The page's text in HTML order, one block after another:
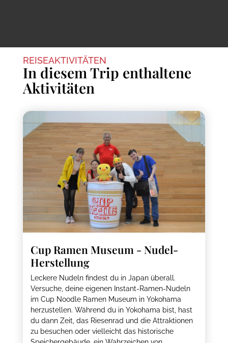
REISEAKTIVITÄTEN
In diesem Trip enthaltene
Aktivitäten
Cup Ramen Museum - Nudel-
Herstellung
Leckere Nudeln findest du in Japan überall.
Versuche, deine eigenen Instant-Ramen-Nudeln
im Cup Noodle Ramen Museum in Yokohama
herzustellen. Während du in Yokohama bist, hast
du dann Zeit, das Riesenrad und die Attraktionen
zu besuchen oder vielleicht das historische